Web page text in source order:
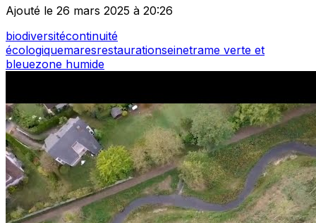
Ajouté le 26 mars 2025 à 20:26
biodiversitécontinuité
écologiquemaresrestaurationseinetrame verte et
bleuezone humide